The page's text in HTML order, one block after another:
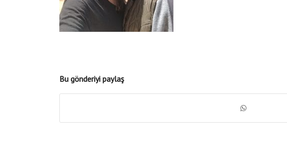
Bu gönderiyi paylaş